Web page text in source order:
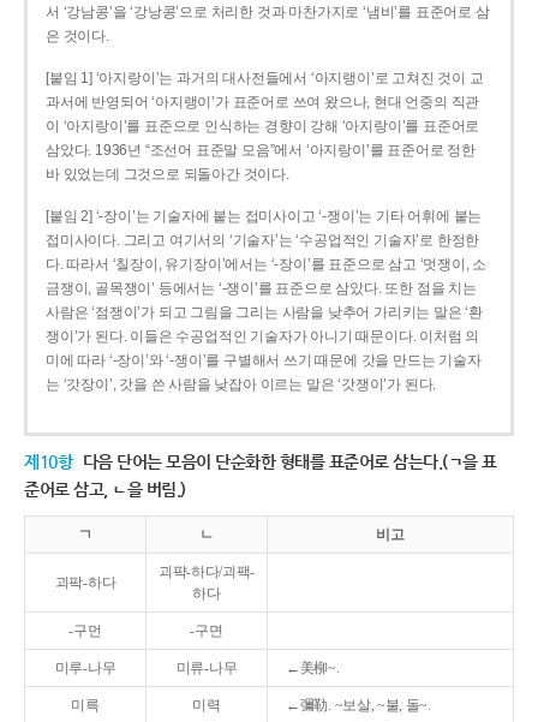
서 ‘강남콩’을 ‘강낭콩’으로 처리한 것과 마찬가지로 ‘냄비’를 표준어로 삼
은 것이다.
[붙임 1] ‘아지랑이’는 과거의 대사전들에서 ‘아지랭이’로 고쳐진 것이 교
과서에 반영되어 ‘아지랭이’가 표준어로 쓰여 왔으나, 현대 언중의 직관
이 ‘아지랑이’를 표준으로 인식하는 경향이 강해 ‘아지랑이’를 표준어로
삼았다. 1936년 “조선어 표준말 모음”에서 ‘아지랑이’를 표준어로 정한
바 있었는데 그것으로 되돌아간 것이다.
[붙임 2] ‘-장이’는 기술자에 붙는 접미사이고 ‘-쟁이’는 기타 어휘에 붙는
접미사이다. 그리고 여기서의 ‘기술자’는 ‘수공업적인 기술자’로 한정한
다. 따라서 ‘칠장이, 유기장이’에서는 ‘-장이’를 표준으로 삼고 ‘멋쟁이, 소
금쟁이, 골목쟁이’ 등에서는 ‘-쟁이’를 표준으로 삼았다. 또한 점을 치는
사람은 ‘점쟁이’가 되고 그림을 그리는 사람을 낮추어 가리키는 말은 ‘환
쟁이’가 된다. 이들은 수공업적인 기술자가 아니기 때문이다. 이처럼 의
미에 따라 ‘-장이’와 ‘-쟁이’를 구별해서 쓰기 때문에 갓을 만드는 기술자
는 ‘갓장이’, 갓을 쓴 사람을 낮잡아 이르는 말은 ‘갓쟁이’가 된다.
제10항 다음 단어는 모음이 단순화한 형태를 표준어로 삼는다.(ㄱ을 표
준어로 삼고, ㄴ을 버림.)
ㄱ ㄴ 비고
괴팍-하다
괴퍅-하다/괴팩-
하다
-구먼 -구면
미루-나무 미류-나무 ←美柳~.
미륵 미력 ←彌勒. ~보살, ~불, 돌~.